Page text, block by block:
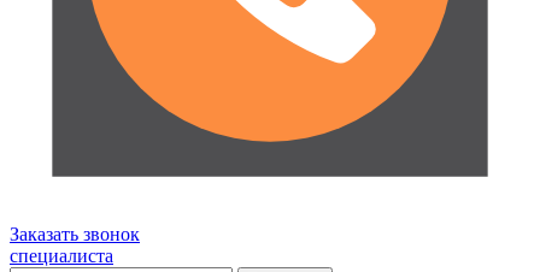
Заказать звонок
специалиста